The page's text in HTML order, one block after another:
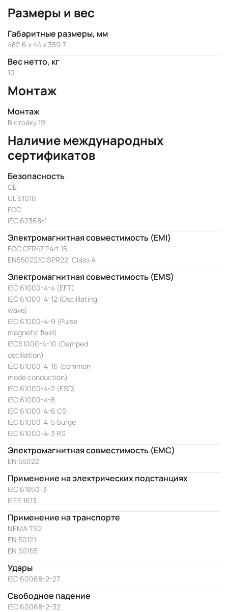
Размеры и вес
Габаритные размеры, мм
482.6 x 44 x 359.7
Вес нетто, кг
10
Монтаж
Монтаж
В стойку 19'
Наличие международных
сертификатов
Безопасность
CE
UL 61010
FCC
IEC 62368-1
Электромагнитная совместимость (EMI)
FCC CFR47 Part 15,
EN55022/CISPR22, Class A
Электромагнитная совместимость (EMS)
IEC 61000-4-4 (EFT)
IEC 61000-4-12 (Oscilllating
wave)
IEC 61000-4-9 (Pulse
magnetic field)
IEC61000-4-10 (Damped
oscillation)
IEC 61000-4-16 (common
mode conduction)
IEC 61000-4-2 (ESD)
IEC 61000-4-8
IEC 61000-4-6 CS
IEC 61000-4-5 Surge
IEC 61000-4-3 RS
Электромагнитная совместимость (EMC)
EN 55022
Применение на электрических подстанциях
IEC 61850-3
IEEE 1613
Применение на транспорте
NEMA TS2
EN 50121
EN 50155
Удары
IEC 60068-2-27
Свободное падение
IEC 60068-2-32